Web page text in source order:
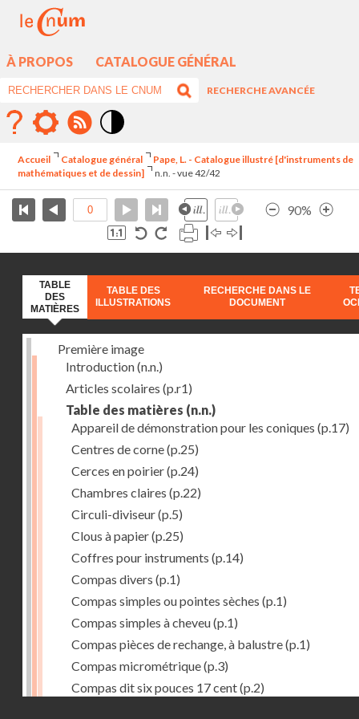
À PROPOS CATALOGUE GÉNÉRAL
RECHERCHE AVANCÉE
élévé
Accueil Catalogue général
Pape, L. - Catalogue illustré [d'instruments de
mathématiques et de dessin]
n.n. - vue 42/42
90%
TABLE
DES
MATIÈRES
TABLE DES
ILLUSTRATIONS
RECHERCHE DANS LE
DOCUMENT
Première image
Introduction(n.n.)
Articles scolaires (p.r1)
Table des matières (n.n.)
Appareil de démonstration pour les coniques (p.17)
Centres de corne(p.25)
Cerces en poirier(p.24)
Chambres claires (p.22)
Circuli-diviseur(p.5)
Clous à papier(p.25)
Coffres pour instruments (p.14)
Compas divers (p.1)
Compas simples ou pointes sèches (p.1)
Compas simples à cheveu(p.1)
Compas pièces de rechange, à balustre(p.1)
Compas micrométrique(p.3)
Compas dit six pouces 17 cent(p.2)